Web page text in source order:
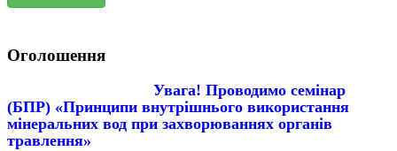
Оголошення
Увага! Проводимо семінар
(БПР) «Принципи внутрішнього використання
мінеральних вод при захворюваннях органів
травлення»